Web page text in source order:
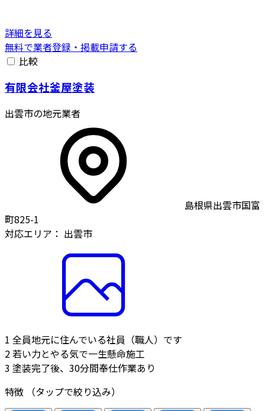
詳細を見る
無料で業者登録・掲載申請する
比較
有限会社釜屋塗装
出雲市の地元業者
島根県出雲市国富
町825-1
対応エリア： 出雲市
1 全員地元に住んでいる社員（職人）です
2若い力とやる気で一生懸命施工
3 塗装完了後、30分間奉仕作業あり
特徴
（タップで絞り込み）